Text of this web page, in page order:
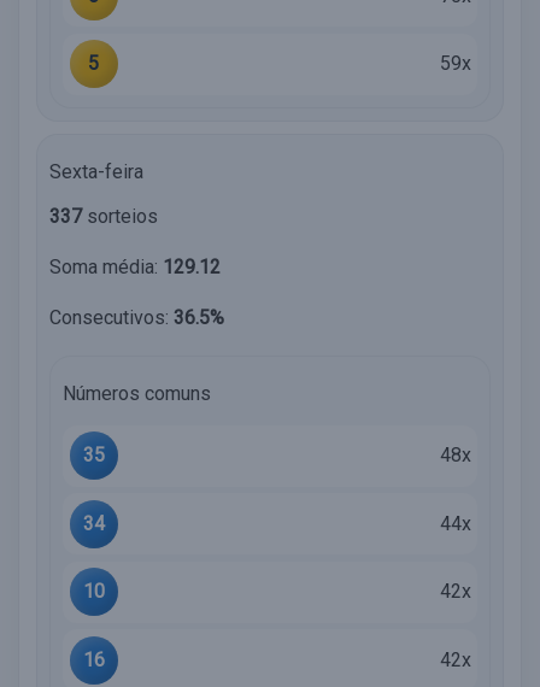
5 59x
Sexta-feira
337sorteios
Soma média: 129.12
Consecutivos: 36.5%
Números comuns
35 48x
34 44x
10 42x
16 42x